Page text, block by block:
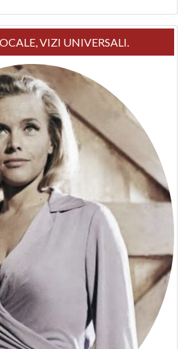
VIZI UNIVERSALI.